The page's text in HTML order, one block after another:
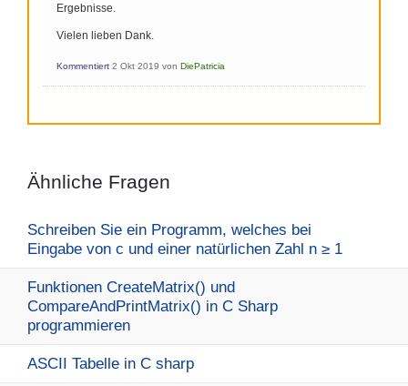
Ergebnisse.
Vielen lieben Dank.
Kommentiert 2 Okt 2019 von DiePatricia
Ähnliche Fragen
Schreiben Sie ein Programm, welches bei
Eingabe von c und einer natürlichen Zahl n ≥ 1
Funktionen CreateMatrix() und
CompareAndPrintMatrix() in C Sharp
programmieren
ASCII Tabelle in C sharp